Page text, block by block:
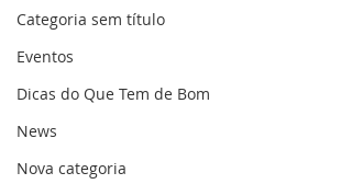
Categoria sem título
Eventos
Dicas do Que Tem de Bom
News
Nova categoria